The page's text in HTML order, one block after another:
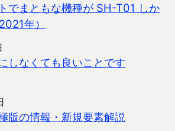
でまともな機種が SH-T01 しか
年）
しなくても良いことです
版の情報・新規要素解説